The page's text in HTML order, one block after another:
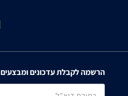
הרשמה לקבלת עדכונים ומבצעים